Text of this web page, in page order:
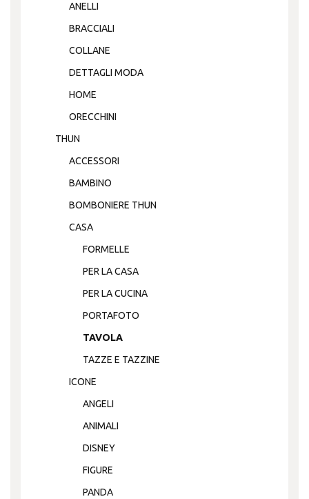
ANELLI
BRACCIALI
COLLANE
DETTAGLI MODA
HOME
ORECCHINI
THUN
ACCESSORI
BAMBINO
BOMBONIERE THUN
CASA
FORMELLE
PER LA CASA
PER LA CUCINA
PORTAFOTO
TAVOLA
TAZZE E TAZZINE
ICONE
ANGELI
ANIMALI
DISNEY
FIGURE
PANDA